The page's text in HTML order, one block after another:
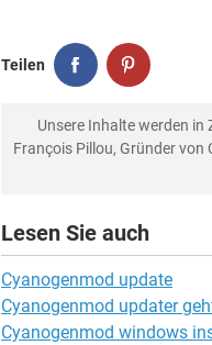
Teilen
Unsere Inhalte werden
François Pillou, Gründer von
Lesen Sie auch
Cyanogenmod update
Cyanogenmod updater
Cyanogenmod windows